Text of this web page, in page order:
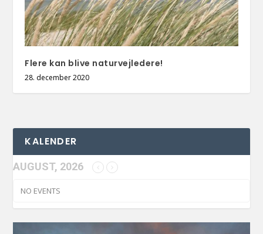
Flere kan blive naturvejledere!
28. december 2020
KALENDER
AUGUST, 2026
NO EVENTS